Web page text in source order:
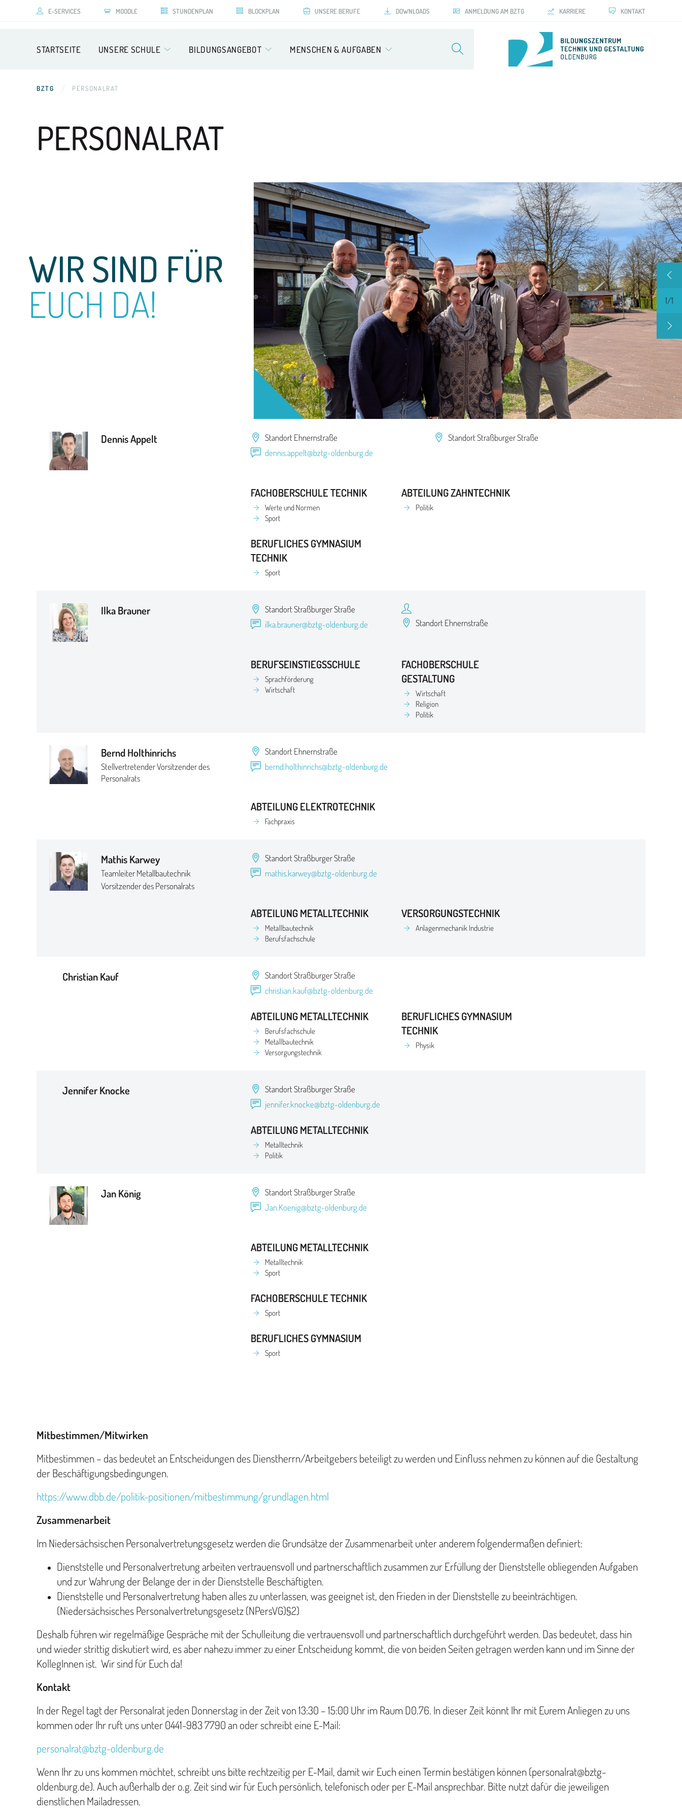
E-SERVICES MOODLE STUNDENPLAN BLOCKPLAN UNSERE BERUFE DOWNLOADS ANMELDUNG AM BZTG KARRIERE KONTAKT
STARTSEITE UNSERE SCHULE BILDUNGSANGEBOT MENSCHEN & AUFGABEN
BZTG PERSONALRAT
PERSONALRAT
1/1
WIR SIND FÜR
EUCH DA!
Dennis Appelt Standort Ehnernstraße
Standort Straßburger Straße
dennis.appelt@bztg-oldenburg.de
FACHOBERSCHULE TECHNIK
Werte und Normen
Sport
BERUFLICHES GYMNASIUM
TECHNIK
Sport
ABTEILUNG ZAHNTECHNIK
Politik
Ilka Brauner
Standort Straßburger Straße
ilka.brauner@bztg-oldenburg.de
Standort Ehnernstraße
BERUFSEINSTIEGSSCHULE
Sprachförderung
Wirtschaft
FACHOBERSCHULE
GESTALTUNG
Wirtschaft
Religion
Politik
Bernd Holthinrichs
Stellvertretender Vorsitzender des
Personalrats
Standort Ehnernstraße
bernd.holthinrichs@bztg-oldenburg.de
ABTEILUNG ELEKTROTECHNIK
Fachpraxis
Mathis Karwey
Teamleiter Metallbautechnik
Vorsitzender des Personalrats
Standort Straßburger Straße
mathis.karwey@bztg-oldenburg.de
ABTEILUNG METALLTECHNIK
Metallbautechnik
Berufsfachschule
VERSORGUNGSTECHNIK
Anlagenmechanik Industrie
Christian Kauf
Standort Straßburger Straße
christian.kauf@bztg-oldenburg.de
ABTEILUNG METALLTECHNIK
Berufsfachschule
Metallbautechnik
Versorgungstechnik
BERUFLICHES GYMNASIUM
TECHNIK
Physik
Jennifer Knocke
Standort Straßburger Straße
jennifer.knocke@bztg-oldenburg.de
ABTEILUNG METALLTECHNIK
Metalltechnik
Politik
Jan König
Standort Straßburger Straße
Jan.Koenig@bztg-oldenburg.de
ABTEILUNG METALLTECHNIK
Metalltechnik
Sport
FACHOBERSCHULE TECHNIK
Sport
BERUFLICHES GYMNASIUM
Sport
Mitbestimmen/Mitwirken
Mitbestimmen – das bedeutet an Entscheidungen des Dienstherrn/Arbeitgebers beteiligt zu werden und Einfluss nehmen zu können auf die Gestaltung
der Beschäftigungsbedingungen.
https://www.dbb.de/politik-positionen/mitbestimmung/grundlagen.html
Zusammenarbeit
Im Niedersächsischen Personalvertretungsgesetz werden die Grundsätze der Zusammenarbeit unter anderem folgendermaßen definiert:
Dienststelle und Personalvertretung arbeiten vertrauensvoll und partnerschaftlich zusammen zur Erfüllung der Dienststelle obliegenden Aufgaben
und zur Wahrung der Belange der in der Dienststelle Beschäftigten.
Dienststelle und Personalvertretung haben alles zu unterlassen, was geeignet ist, den Frieden in der Dienststelle zu beeinträchtigen.
(Niedersächsisches Personalvertretungsgesetz (NPersVG)§2)
Deshalb führen wir regelmäßige Gespräche mit der Schulleitung die vertrauensvoll und partnerschaftlich durchgeführt werden. Das bedeutet, dass hin
und wieder strittig diskutiert wird, es aber nahezu immer zu einer Entscheidung kommt, die von beiden Seiten getragen werden kann und im Sinne der
KollegInnen ist. Wir sind für Euch da!
Kontakt
In der Regel tagt der Personalrat jeden Donnerstag in der Zeit von 13:30 – 15:00 Uhr im Raum D0.76. In dieser Zeit könnt Ihr mit Eurem Anliegen zu uns
kommen oder Ihr ruft uns unter 0441-983 7790 an oder schreibt eine E-Mail:
personalrat@bztg-oldenburg.de
Wenn Ihr zu uns kommen möchtet, schreibt uns bitte rechtzeitig per E-Mail, damit wir Euch einen Termin bestätigen können (personalrat@bztg-
oldenburg.de). Auch außerhalb der o.g. Zeit sind wir für Euch persönlich, telefonisch oder per E-Mail ansprechbar. Bitte nutzt dafür die jeweiligen
dienstlichen Mailadressen.